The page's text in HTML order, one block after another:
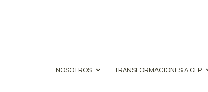
NOSOTROS TRANSFORMACIONES A GLP